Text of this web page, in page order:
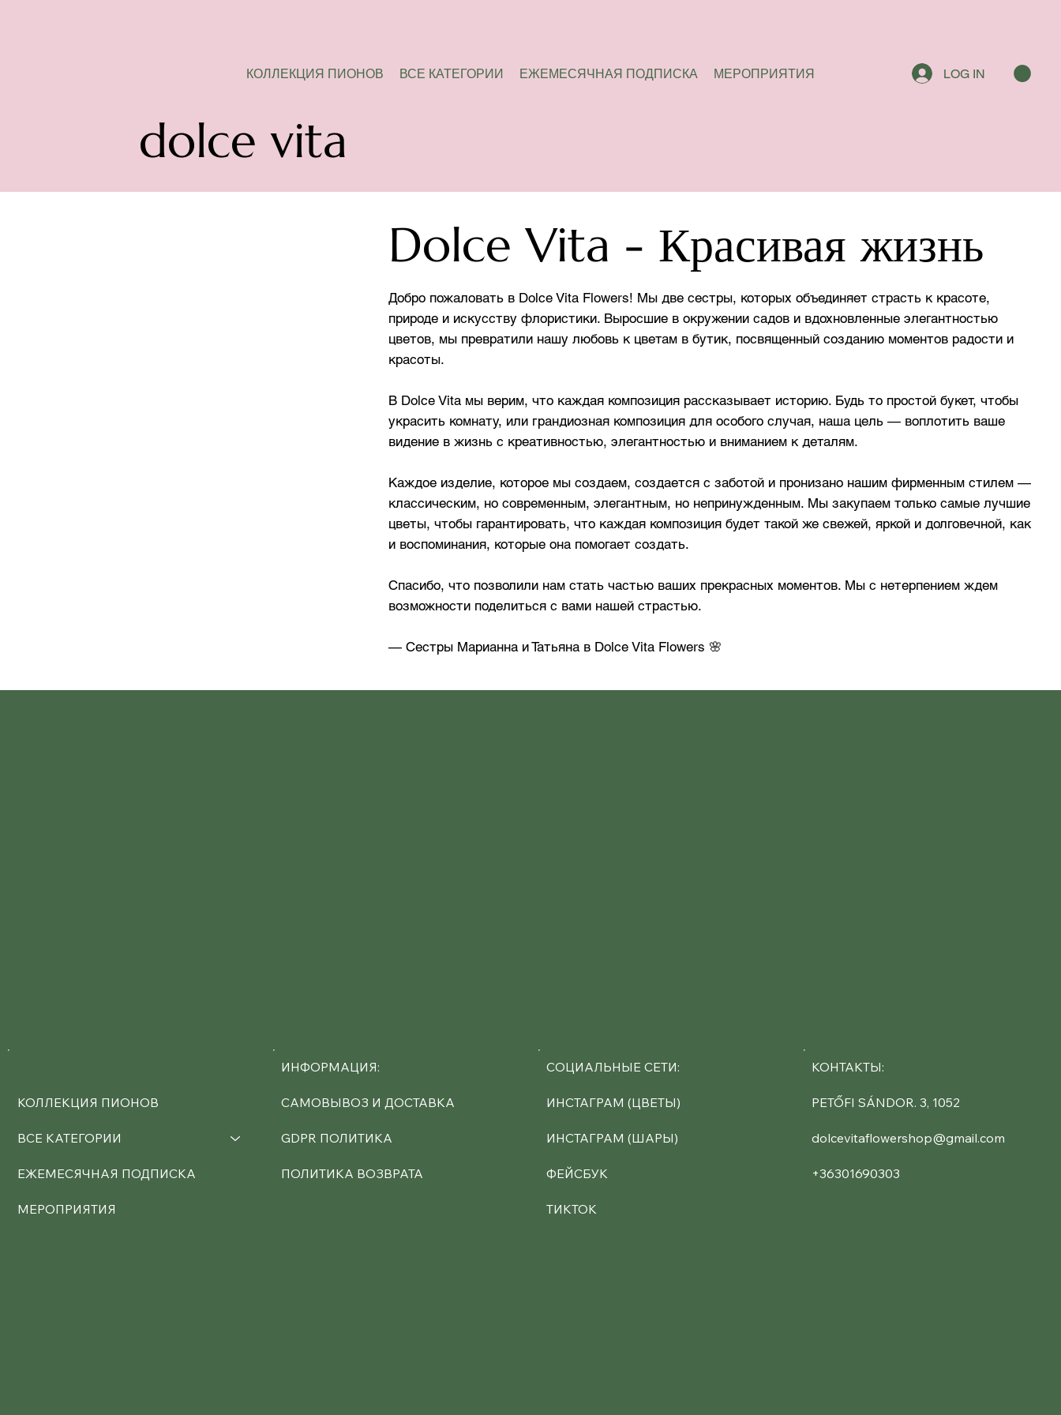
LOG IN
dolce vita
КОЛЛЕКЦИЯ ПИОНОВ ВСЕ КАТЕГОРИИ ЕЖЕМЕСЯЧНАЯ ПОДПИСКА МЕРОПРИЯТИЯ
Dolce Vita - Красивая жизнь
Добро пожаловать в Dolce Vita Flowers! Мы две сестры, которых объединяет страсть к красоте,
природе и искусству флористики. Выросшие в окружении садов и вдохновленные элегантностью
цветов, мы превратили нашу любовь к цветам в бутик, посвященный созданию моментов радости и
красоты.
В Dolce Vita мы верим, что каждая композиция рассказывает историю. Будь то простой букет, чтобы
украсить комнату, или грандиозная композиция для особого случая, наша цель — воплотить ваше
видение в жизнь с креативностью, элегантностью и вниманием к деталям.
Каждое изделие, которое мы создаем, создается с заботой и пронизано нашим фирменным стилем —
классическим, но современным, элегантным, но непринужденным. Мы закупаем только самые лучшие
цветы, чтобы гарантировать, что каждая композиция будет такой же свежей, яркой и долговечной, как
и воспоминания, которые она помогает создать.
Спасибо, что позволили нам стать частью ваших прекрасных моментов. Мы с нетерпением ждем
возможности поделиться с вами нашей страстью.
— Сестры Марианна и Татьяна в Dolce Vita Flowers 🌸
КОЛЛЕКЦИЯ ПИОНОВ
ВСЕ КАТЕГОРИИ
ЕЖЕМЕСЯЧНАЯ ПОДПИСКА
МЕРОПРИЯТИЯ
ИНФОРМАЦИЯ:
САМОВЫВОЗ И ДОСТАВКА
GDPR ПОЛИТИКА
ПОЛИТИКА ВОЗВРАТА
СОЦИАЛЬНЫЕ СЕТИ:
ИНСТАГРАМ (ЦВЕТЫ)
ИНСТАГРАМ (ШАРЫ)
ФЕЙСБУК
ТИКТОК
КОНТАКТЫ:
PETŐFI SÁNDOR. 3, 1052
dolcevitaflowershop@gmail.com
+36301690303